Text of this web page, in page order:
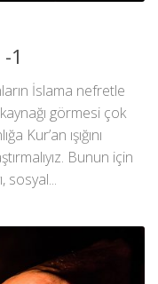
1
İslama nefretle
görmesi çok
Kur’an ışığını
Bunun için
sosyal...